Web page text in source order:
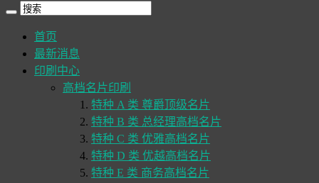
首页
最新消息
印刷中心
高档名片印刷
特种 A 类 尊爵顶级名片
特种 B 类 总经理高档名片
特种 C 类 优雅高档名片
特种 D 类 优越高档名片
特种 E 类 商务高档名片